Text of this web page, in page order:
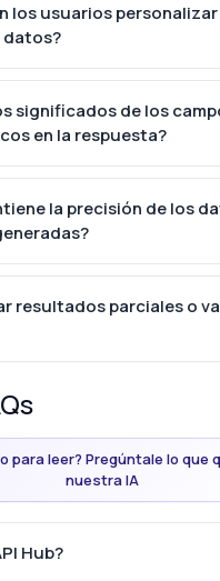
los usuarios
significados de los
en la respuesta?
la precisión de los
resultados parciales o
para leer? Pregúntale lo que
nuestra IA
Hub?